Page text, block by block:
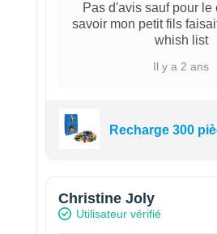
Pas d'avis sauf pour le
savoir mon petit fils
whish list
Il y a 2 ans
Recharge 300
Christine Joly
Utilisateur vérifié